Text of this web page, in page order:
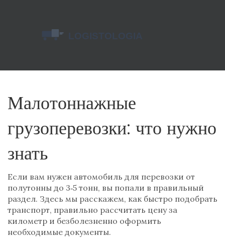
Малотоннажные
грузоперевозки: что нужно
знать
Если вам нужен автомобиль для перевозки от
полутонны до 3‑5 тонн, вы попали в правильный
раздел. Здесь мы расскажем, как быстро подобрать
транспорт, правильно рассчитать цену за
километр и безболезненно оформить
необходимые документы.